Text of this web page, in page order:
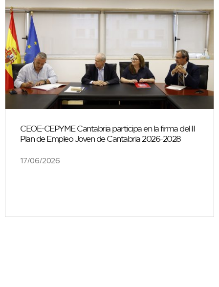
CEOE-CEPYME Cantabria participa en la firma del II
Plan de Empleo Joven de Cantabria 2026-2028
17/06/2026